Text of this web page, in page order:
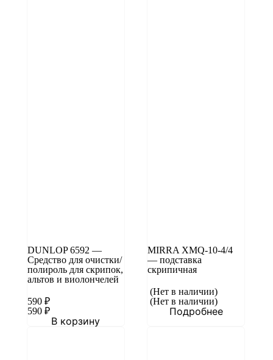
DUNLOP 6592 —
Средство для очистки/
полироль для скрипок,
альтов и виолончелей
590 ₽
590 ₽
В корзину
MIRRA XMQ-10-4/4
— подставка
скрипичная
(Нет в наличии)
(Нет в наличии)
Подробнее